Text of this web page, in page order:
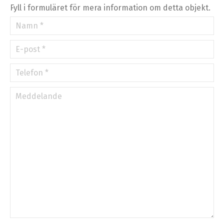
»
Fyll i formuläret för mera information om detta objekt.